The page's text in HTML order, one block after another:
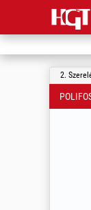
2.